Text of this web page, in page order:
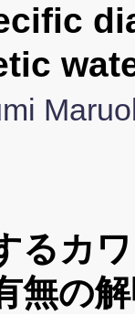
るカ
無の